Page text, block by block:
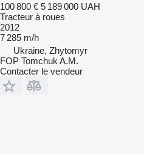
100 800 € 5 189 000 UAH
Tracteur à roues
2012
7 285 m/h
Ukraine, Zhytomyr
FOP Tomchuk A.M.
Contacter le vendeur